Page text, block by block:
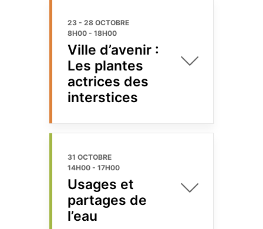
23 - 28 OCTOBRE
8H00 - 18H00
Ville d’avenir :
Les plantes
actrices des
interstices
31 OCTOBRE
14H00 - 17H00
Usages et
partages de
l’eau